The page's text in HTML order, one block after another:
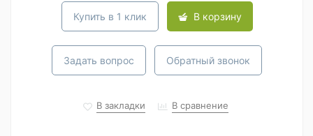
Купить в 1 клик В корзину
Задать вопрос Обратный звонок
В закладки В сравнение